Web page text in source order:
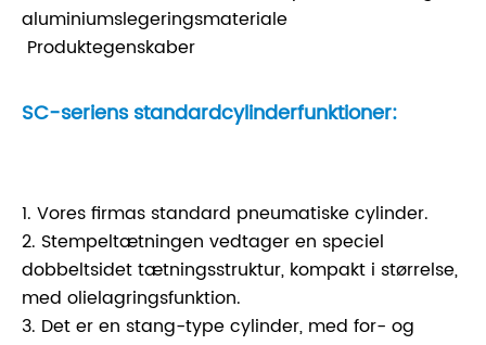
aluminiumslegeringsmateriale
Produktegenskaber
SC-seriens standardcylinderfunktioner:
1. Vores firmas standard pneumatiske cylinder.
2. Stempeltætningen vedtager en speciel
dobbeltsidet tætningsstruktur, kompakt i størrelse,
med olielagringsfunktion.
3. Det er en stang-type cylinder, med for- og